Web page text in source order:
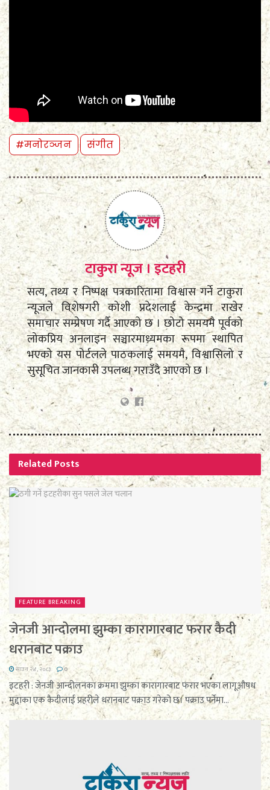
#मनोरञ्जन संगीत
टाकुरा न्यूज । इटहरी
सत्य, तथ्य र निष्पक्ष पत्रकारितामा विश्वास गर्ने टाकुरा
न्यूजले विशेषगरी कोशी प्रदेशलाई केन्द्रमा राखेर
समाचार सम्प्रेषण गर्दै आएको छ । छोटो समयमै पूर्वको
लोकप्रिय अनलाइन सञ्चारमाध्यमका रूपमा स्थापित
भएको यस पोर्टलले पाठकलाई समयमै, विश्वासिलो र
सुसूचित जानकारी उपलब्ध गराउँदै आएको छ ।
RelatedPosts
FEATURE BREAKING
जेनजी आन्दोलमा झुम्का कारागारबाट फरार कैदी
धरानबाट पक्राउ
साउन २४, २०८३ 0
इटहरी : जेनजी आन्दोलनका क्रममा झुम्का कारागारबाट फरार भएका लागूऔषध
मुद्दाका एक कैदीलाई प्रहरीले धरानबाट पक्राउ गरेको छ। पक्राउ पर्नेमा...